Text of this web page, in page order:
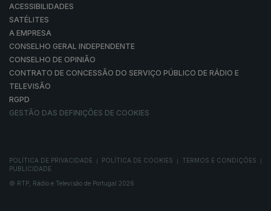
ACESSIBILIDADES
SATÉLITES
A EMPRESA
CONSELHO GERAL INDEPENDENTE
CONSELHO DE OPINIÃO
CONTRATO DE CONCESSÃO DO SERVIÇO PÚBLICO DE RÁDIO E
TELEVISÃO
RGPD
GESTÃO DAS DEFINIÇÕES DE COOKIES
POLÍTICA DE PRIVACIDADE POLÍTICA DE COOKIES TERMOS E CONDIÇÕES
PUBLICIDADE
© RTP, Rádio e Televisão de Portugal 2026